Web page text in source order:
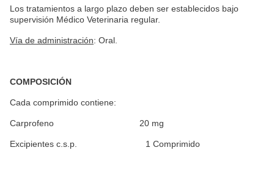
Los tratamientos a largo plazo deben ser establecidos bajo
supervisión Médico Veterinaria regular.
Vía de administración: Oral.
COMPOSICIÓN
Cada comprimido contiene:
Carprofeno 20 mg
Excipientes c.s.p. 1 Comprimido